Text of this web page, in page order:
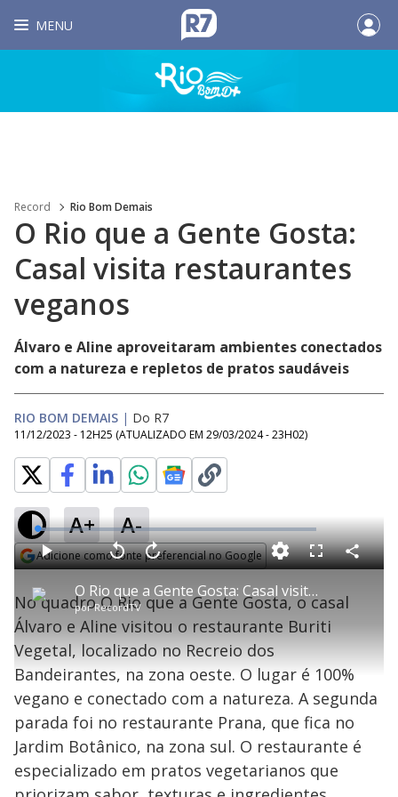
MENU
Record Rio Bom Demais
O Rio que a Gente Gosta:
Casal visita restaurantes
veganos
Álvaro e Aline aproveitaram ambientes conectados
com a natureza e repletos de pratos saudáveis
RIO BOM DEMAIS | Do R7
11/12/2023 - 12H25 (ATUALIZADO EM 29/03/2024 - 23H02)
A+ A-
Adicione como fonte preferencial no Google
P
l
a
y
O Rio que a Gente Gosta: Casal visita restaurantes veganos
porRecordTV
P V
t
a
r
0
e
g
d
s
A
n
ç
a
r
1
s
e
u
n
o
s
M
u
d
L
o
a
d
e
:
2
.
9
4
%
F
l
s
c
r
C
o
No quadro O Rio que a Gente Gosta, o casal
Álvaro e Aline visitou o restaurante Buriti
Vegetal, localizado no Recreio dos
Bandeirantes, na zona oeste. O lugar é 100%
vegano e conectado com a natureza. A segunda
parada foi no restaurante Prana, que fica no
Jardim Botânico, na zona sul. O restaurante é
especializado em pratos vegetarianos que